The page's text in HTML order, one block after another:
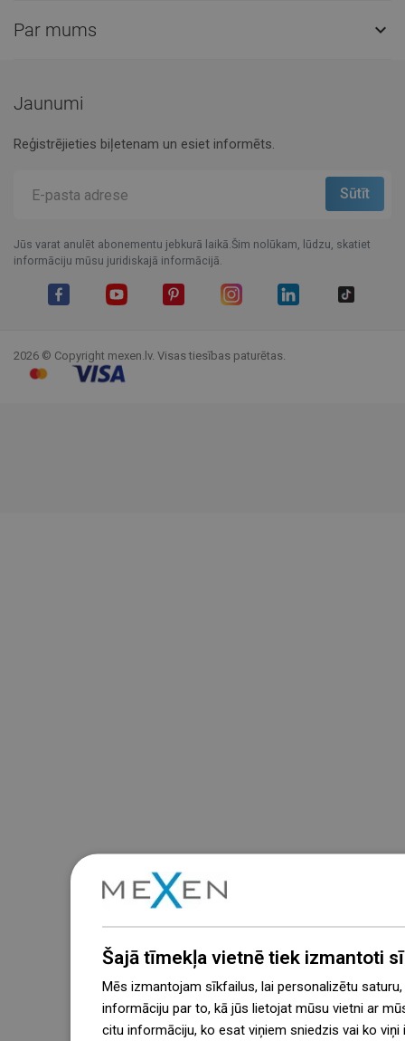
Par mums 
Jaunumi
Reģistrējieties biļetenam un esiet informēts.
Jūs varat anulēt abonementu jebkurā laikā.Šim nolūkam, lūdzu, skatiet
informāciju mūsu juridiskajā informācijā.
2026 © Copyright mexen.lv. Visas tiesības paturētas.
Šajā tīmekļa vietnē tiek izmantoti
Mēs izmantojam sīkfailus, lai personalizētu
informāciju par to, kā jūs lietojat mūsu vietni ar
citu informāciju, ko esat viņiem sniedzis vai ko